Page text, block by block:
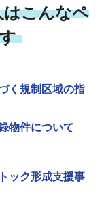
こんなペ
く規制区域の指
物件について
ック形成支援事